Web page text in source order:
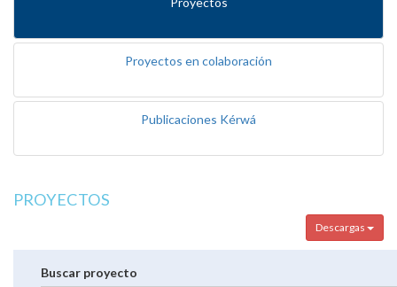
Proyectos en colaboración
Publicaciones Kérwá
PROYECTOS
Descargas
Buscar proyecto